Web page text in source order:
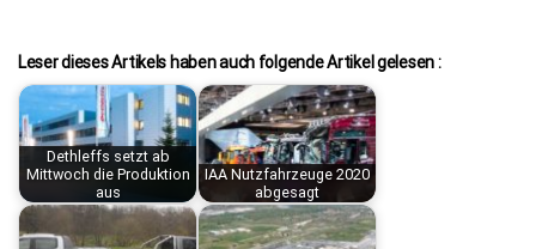
Leser dieses Artikels haben auch folgende Artikel gelesen :
Dethleffs setzt ab
Mittwoch die Produktion
aus
IAA Nutzfahrzeuge 2020
abgesagt